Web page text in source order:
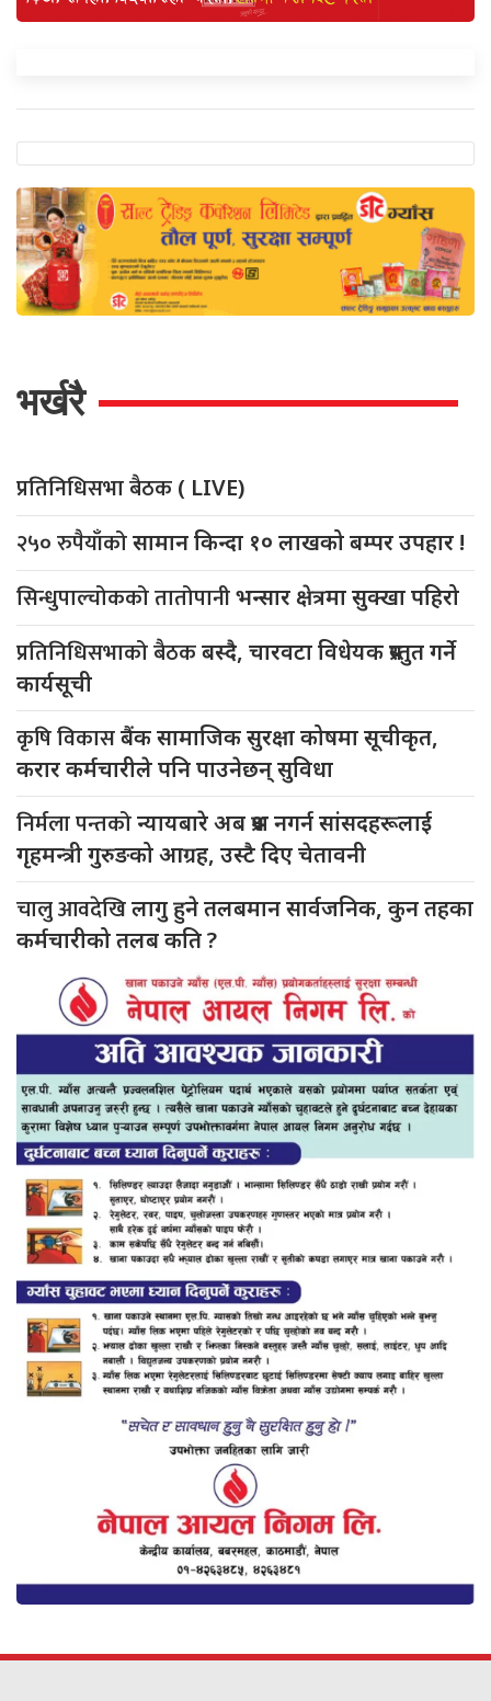
भर्खरै
प्रतिनिधिसभा बैठक ( LIVE)
२५० रुपैयाँकोसामान किन्दा १० लाखको बम्पर उपहार !
सिन्धुपाल्चोकको तातोपानीभन्सार क्षेत्रमा सुक्खा पहिरो
प्रतिनिधिसभाको बैठकबस्दै, चारवटा विधेयक प्रस्तुत गर्ने
कार्यसूची
कृषि विकासबैंक सामाजिक सुरक्षा कोषमा सूचीकृत,
करार कर्मचारीले पनि पाउनेछन् सुविधा
निर्मला पन्तकोन्यायबारे अब प्रश्न नगर्न सांसदहरूलाई
गृहमन्त्री गुरुङको आग्रह, उस्टै दिए चेतावनी
चालु आवदेखिलागु हुने तलबमान सार्वजनिक, कुन तहका
कर्मचारीको तलब कति ?